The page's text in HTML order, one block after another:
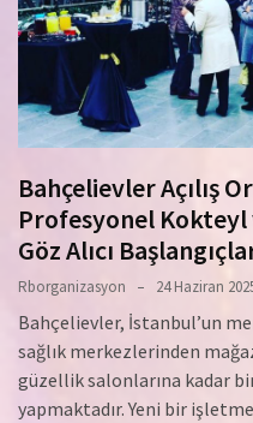
Bahçelievler Açılış
Profesyonel
Göz Alıcı
Rborganizasyon 24 Haziran
Bahçelievler, İstanbul’un
sağlık merkezlerinden
güzellik salonlarına kadar
yapmaktadır. Yeni bir